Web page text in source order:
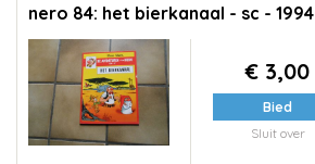
nero 84: het bierkanaal - sc - 1994
€ 3,00
Bied
Sluit over